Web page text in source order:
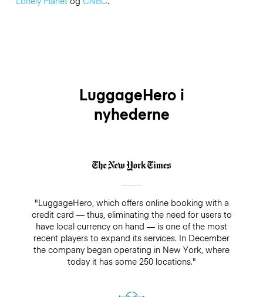
LuggageHero i
nyhederne
"LuggageHero, which offers online booking with a
credit card — thus, eliminating the need for users to
have local currency on hand — is one of the most
recent players to expand its services. In December
the company began operating in New York, where
today it has some 250 locations."